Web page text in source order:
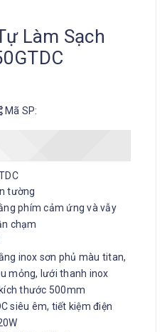
Làm Sạch
Mã SP:
tường
phím cảm ứng và vẫy
chạm
inox sơn phủ màu titan,
mỏng, lưới thanh inox
thước 500mm
siêu êm, tiết kiệm điện